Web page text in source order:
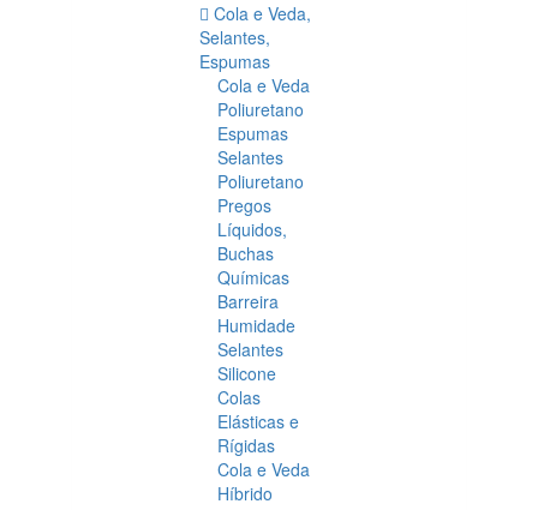
Cola e Veda,
Selantes,
Espumas
Cola e Veda
Poliuretano
Espumas
Selantes
Poliuretano
Pregos
Líquidos,
Buchas
Químicas
Barreira
Humidade
Selantes
Silicone
Colas
Elásticas e
Rígidas
Cola e Veda
Híbrido